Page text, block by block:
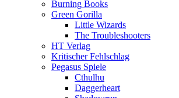
Burning Books
Green Gorilla
Little Wizards
The Troubleshooters
HT Verlag
Kritischer Fehlschlag
Pegasus Spiele
Cthulhu
Daggerheart